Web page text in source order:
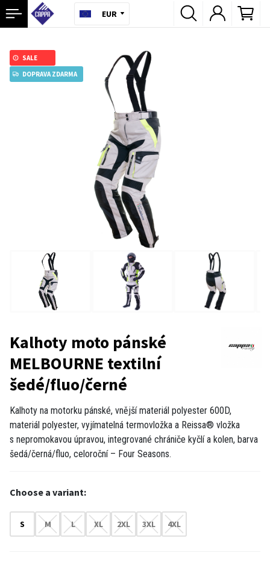
EUR
SALE
DOPRAVA ZDARMA
Kalhoty moto pánské
MELBOURNE textilní
šedé/fluo/černé
Kalhoty na motorku pánské, vnější materiál polyester 600D,
materiál polyester, vyjímatelná termovložka a Reissa® vložka
s nepromokavou úpravou, integrované chrániče kyčlí a kolen, barva
šedá/černá/fluo, celoroční – Four Seasons.
Choose a variant:
S M L XL 2XL 3XL 4XL